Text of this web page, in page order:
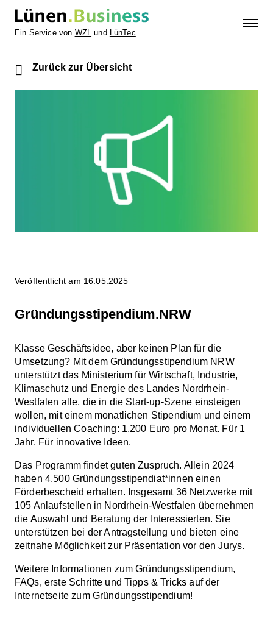
Ein Service von WZL und LünTec
Zurück zur Übersicht
Veröffentlicht am 16.05.2025
Gründungsstipendium.NRW
Klasse Geschäftsidee, aber keinen Plan für die
Umsetzung? Mit dem Gründungsstipendium NRW
unterstützt das Ministerium für Wirtschaft, Industrie,
Klimaschutz und Energie des Landes Nordrhein-
Westfalen alle, die in die Start-up-Szene einsteigen
wollen, mit einem monatlichen Stipendium und einem
individuellen Coaching: 1.200 Euro pro Monat. Für 1
Jahr. Für innovative Ideen.
Das Programm findet guten Zuspruch. Allein 2024
haben 4.500 Gründungsstipendiat*innen einen
Förderbescheid erhalten. Insgesamt 36 Netzwerke mit
105 Anlaufstellen in Nordrhein-Westfalen übernehmen
die Auswahl und Beratung der Interessierten. Sie
unterstützen bei der Antragstellung und bieten eine
zeitnahe Möglichkeit zur Präsentation vor den Jurys.
Weitere Informationen zum Gründungsstipendium,
FAQs, erste Schritte und Tipps & Tricks auf der
Internetseite zum Gründungsstipendium!